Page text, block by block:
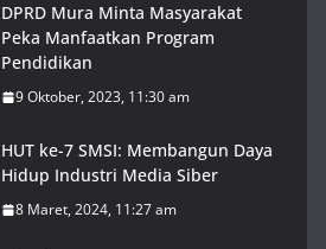
DPRD Mura Minta Masyarakat
Peka Manfaatkan Program
Pendidikan
9 Oktober, 2023, 11:30 am
HUT ke-7 SMSI: Membangun Daya
Hidup Industri Media Siber
8 Maret, 2024, 11:27 am